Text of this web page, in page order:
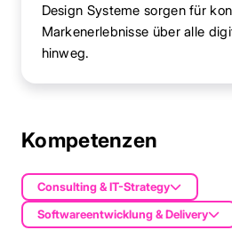
Design Systeme sorgen für
Markenerlebnisse über alle
hinweg.
Kompetenzen
Consulting & IT-Strategy
Softwareentwicklung & Delivery